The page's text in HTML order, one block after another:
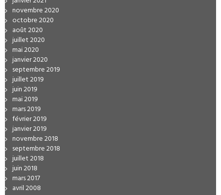
novembre 2020
octobre 2020
août 2020
juillet 2020
mai 2020
janvier 2020
septembre 2019
juillet 2019
juin 2019
mai 2019
mars 2019
février 2019
janvier 2019
novembre 2018
septembre 2018
juillet 2018
juin 2018
mars 2017
avril 2008